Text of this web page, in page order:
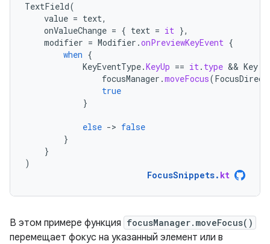
TextField(
value = text,
onValueChange = { text = it },
modifier = Modifier .onPreviewKeyEvent {
when {
KeyEventType.KeyUp == it. type && Key
focusManager .moveFocus(
true
}
else -> false
}
}
)
FocusSnippets. kt
В этом примере функция focusManager.moveFocus()
перемещает фокус на указанный элемент или в